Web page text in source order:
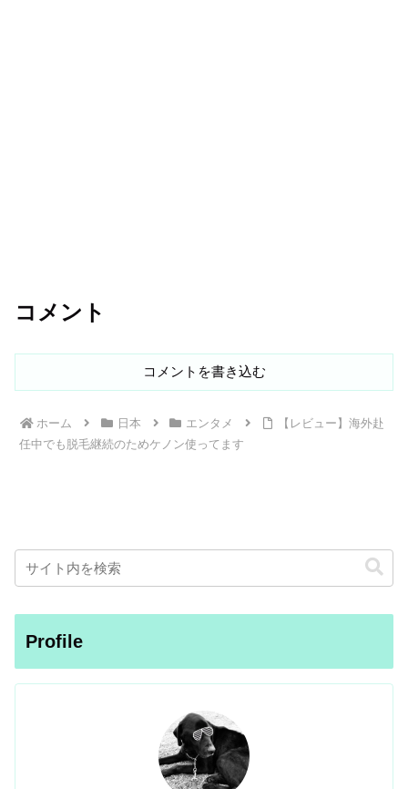
コメント
コメントを書き込む
ホーム 日本 エンタメ
【レビュー】海外赴
任中でも脱毛継続のためケノン使ってます
Profile